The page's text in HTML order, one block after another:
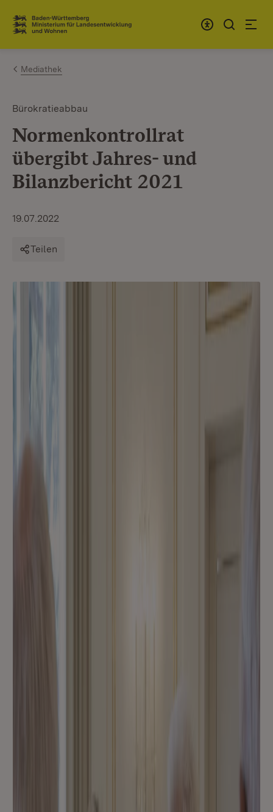
Zum Inhalt springen
Link zur Startseite
Mediathek
Bürokratieabbau
Normenkontrollrat
übergibt Jahres- und
Bilanzbericht 2021
19.07.2022
Teilen